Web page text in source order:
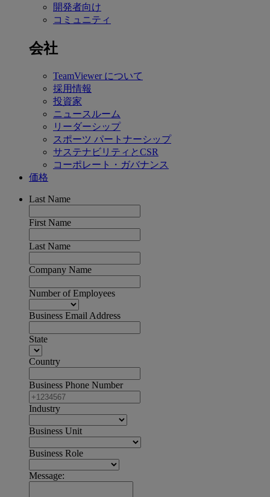
開発者向け
コミュニティ
会社
TeamViewer について
採用情報
投資家
ニュースルーム
リーダーシップ
スポーツ パートナーシップ
サステナビリティとCSR
コーポレート・ガバナンス
価格
Last Name
First Name
Last Name
Company Name
Number of Employees
Business Email Address
State
Country
Business Phone Number
Industry
Business Unit
Business Role
Message: